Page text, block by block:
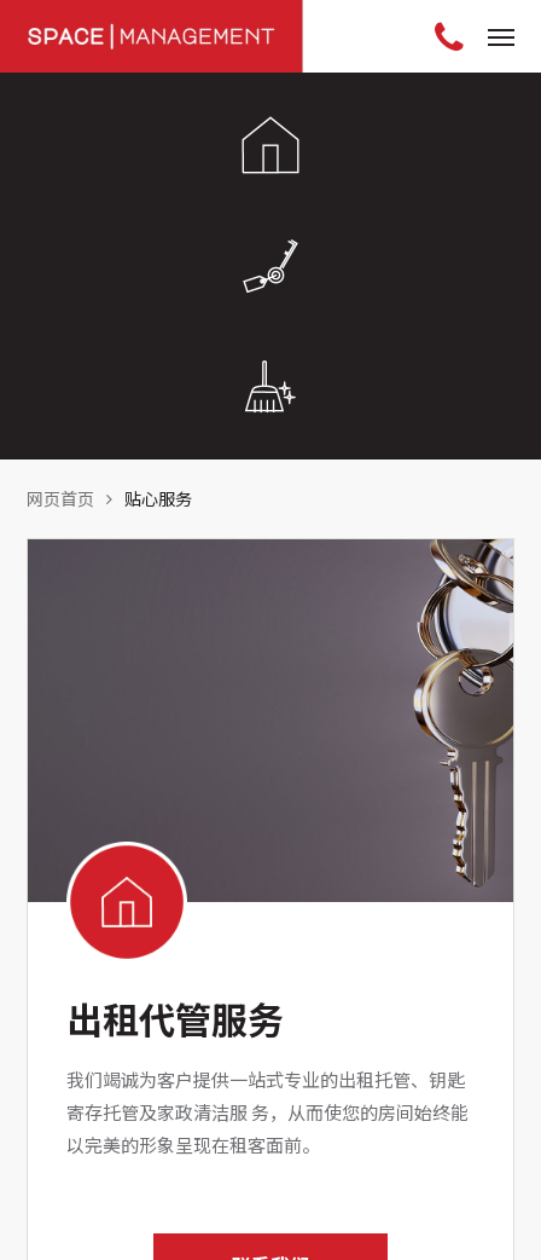
网页首页 贴心服务
出租代管服务
我们竭诚为客户提供一站式专业的出租托管、钥匙
寄存托管及家政清洁服 务，从而使您的房间始终能
以完美的形象呈现在租客面前。